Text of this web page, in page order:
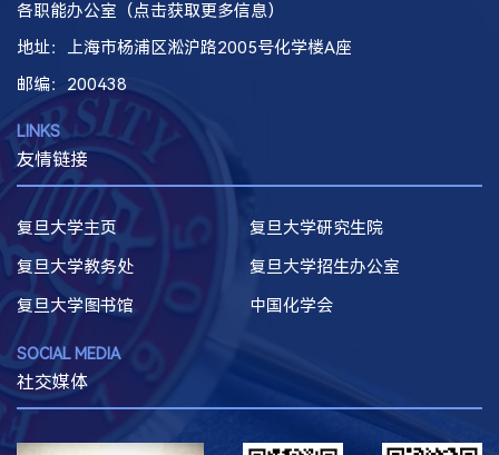
各职能办公室（点击获取更多信息）
地址：上海市杨浦区淞沪路2005号化学楼A座
邮编：200438
LINKS
友情链接
复旦大学主页
复旦大学研究生院
复旦大学教务处
复旦大学招生办公室
复旦大学图书馆
中国化学会
SOCIAL MEDIA
社交媒体